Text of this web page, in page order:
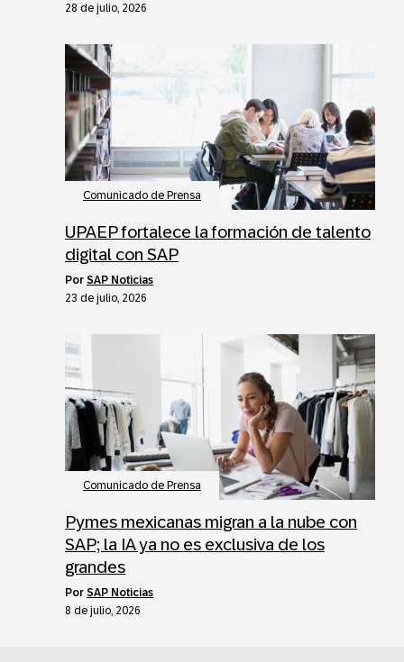
28 de julio, 2026
Comunicado de Prensa
UPAEP fortalece la formación de talento
digital con SAP
por SAP Noticias
23 de julio, 2026
Comunicado de Prensa
Pymes mexicanas migran a la nube con
SAP; la IA ya no es exclusiva de los
grandes
por SAP Noticias
8 de julio, 2026